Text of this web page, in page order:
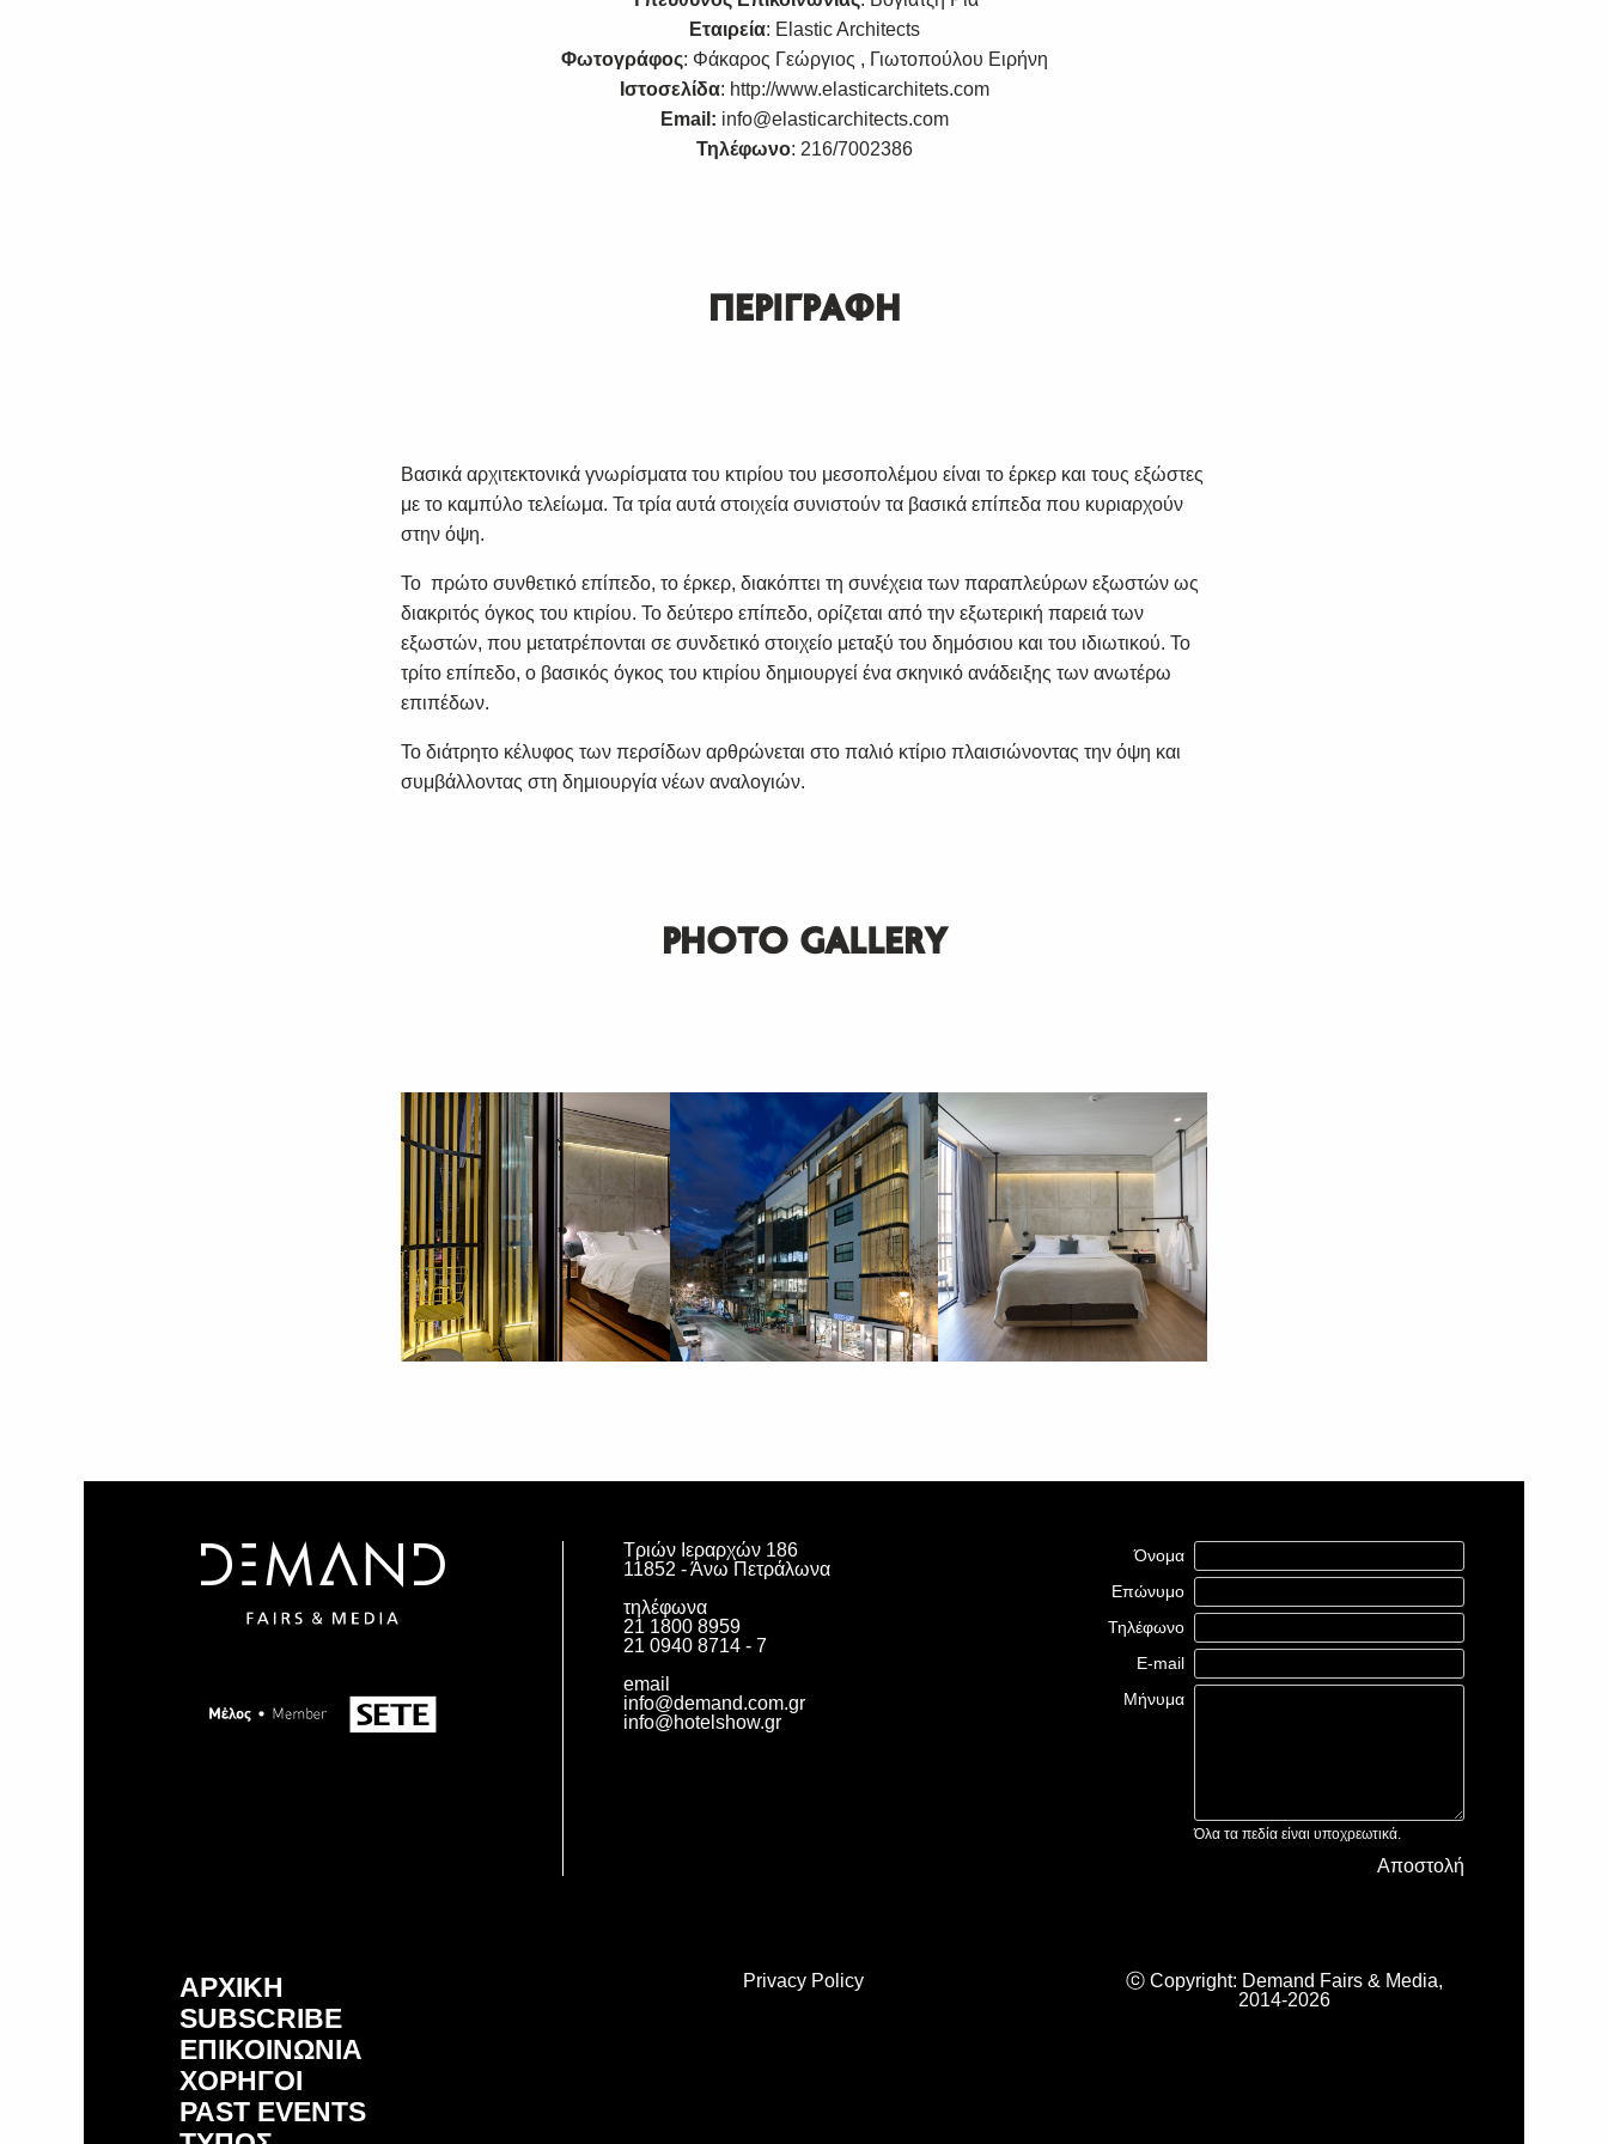
Εταιρεία: Elastic Architects
Φωτογράφος: Φάκαρος Γεώργιος , Γιωτοπούλου Ειρήνη
Ιστοσελίδα: http://www.elasticarchitets.com
Email: info@elasticarchitects.com
Τηλέφωνο: 216/7002386
ΠΕΡΙΓΡΑΦΗ
Βασικά αρχιτεκτονικά γνωρίσματα του κτιρίου του μεσοπολέμου είναι το έρκερ και τους εξώστες
με το καμπύλο τελείωμα. Τα τρία αυτά στοιχεία συνιστούν τα βασικά επίπεδα που κυριαρχούν
στην όψη.
Το πρώτο συνθετικό επίπεδο, το έρκερ, διακόπτει τη συνέχεια των παραπλεύρων εξωστών ως
διακριτός όγκος του κτιρίου. Το δεύτερο επίπεδο, ορίζεται από την εξωτερική παρειά των
εξωστών, που μετατρέπονται σε συνδετικό στοιχείο μεταξύ του δημόσιου και του ιδιωτικού. Το
τρίτο επίπεδο, ο βασικός όγκος του κτιρίου δημιουργεί ένα σκηνικό ανάδειξης των ανωτέρω
επιπέδων.
Το διάτρητο κέλυφος των περσίδων αρθρώνεται στο παλιό κτίριο πλαισιώνοντας την όψη και
συμβάλλοντας στη δημιουργία νέων αναλογιών.
PHOTO GALLERY
Τριών Ιεραρχών 186
11852 - Άνω Πετράλωνα
τηλέφωνα
21 1800 8959
21 0940 8714 - 7
email
info@demand.com.gr
info@hotelshow.gr
Όνομα
Επώνυμο
Τηλέφωνο
E-mail
Μήνυμα
Όλα τα πεδία είναι υποχρεωτικά.
Αποστολή
ΑΡΧΙΚΗ
SUBSCRIBE
ΕΠΙΚΟΙΝΩΝΙΑ
ΧΟΡΗΓΟΙ
PAST EVENTS
Privacy Policy
ⓒ Copyright: Demand Fairs & Media,
2014-2026